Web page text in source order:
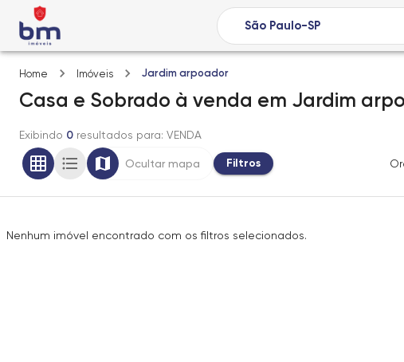
Home Imóveis Jardim arpoador
Casa e Sobrado à venda em Jardim
Exibindo 0 resultados para: VENDA
Ocultar mapa Filtros
Nenhum imóvel encontrado com os filtros selecionados.